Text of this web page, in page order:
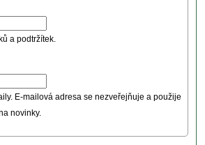
a podtržítek.
E-mailová adresa se nezveřejňuje a použije
novinky.